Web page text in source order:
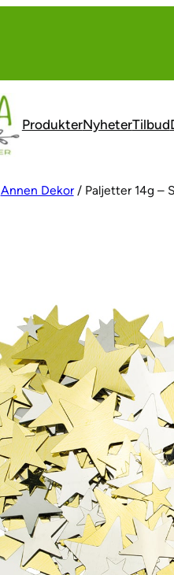
ProdukterNyheterTilbud
Annen Dekor/ Paljetter 14g –